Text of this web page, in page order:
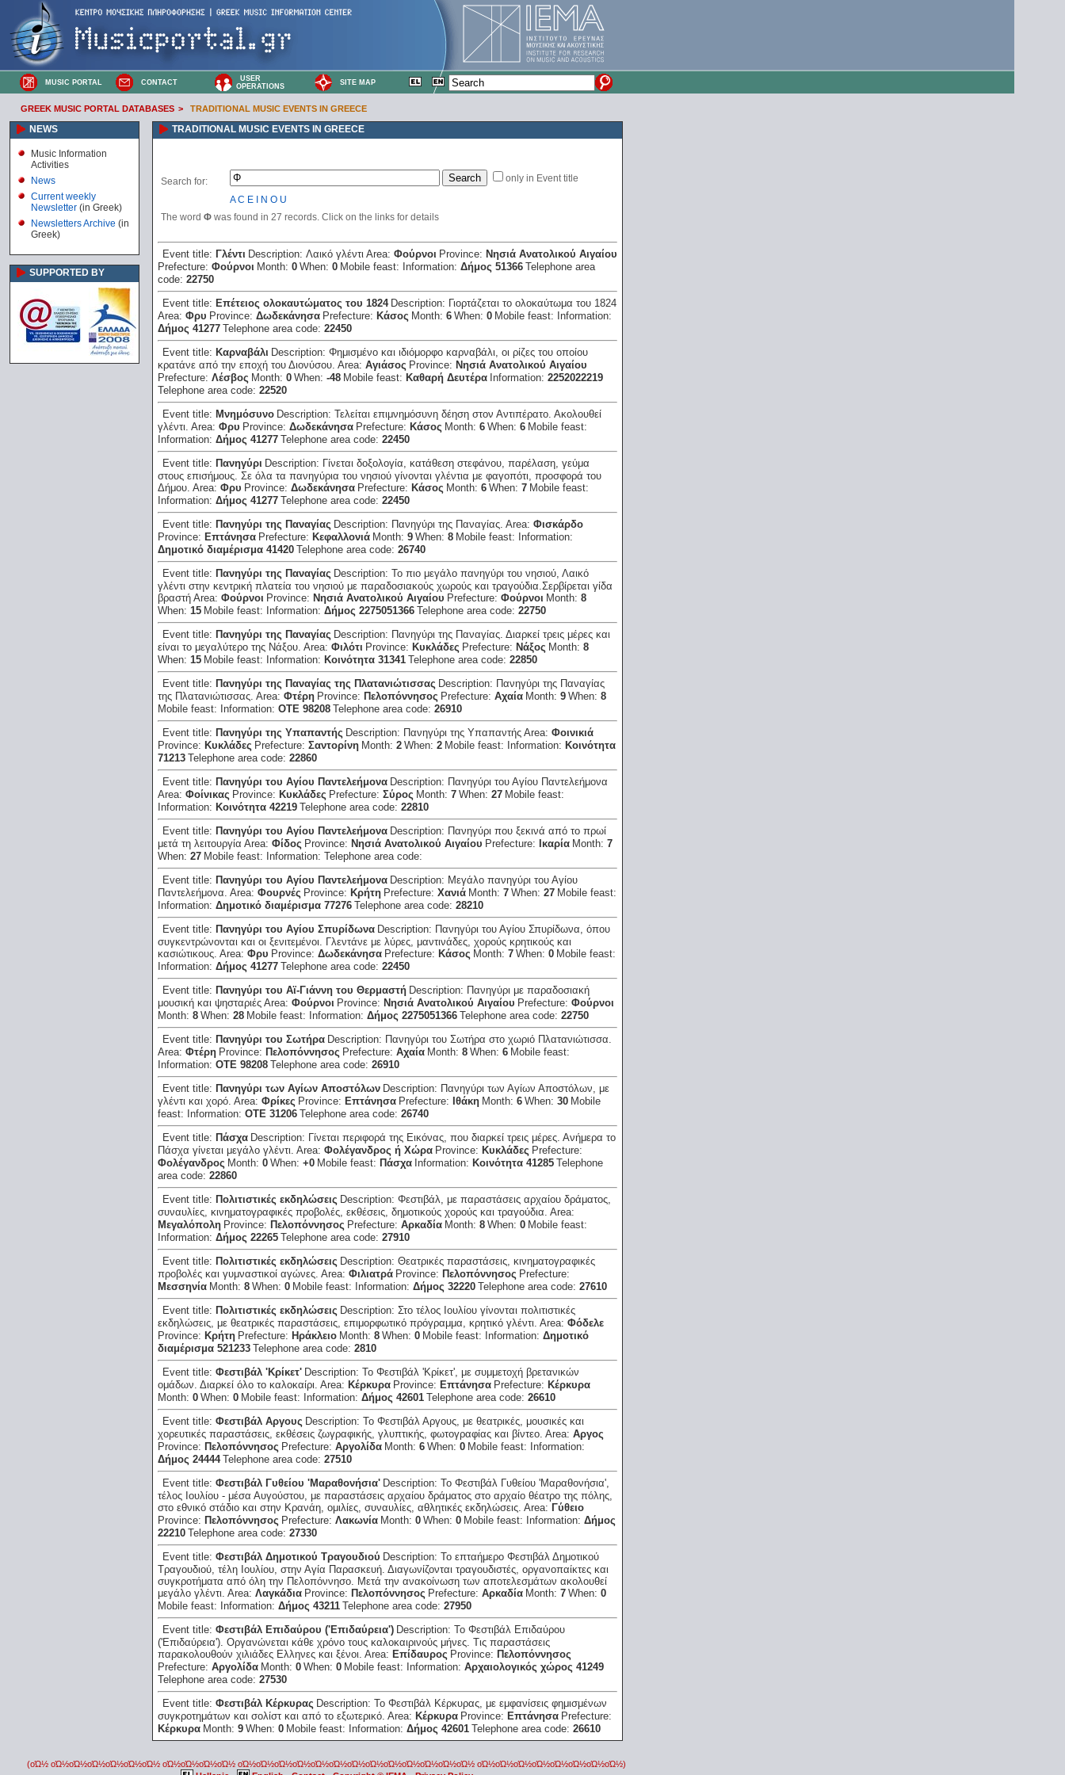
MUSIC PORTAL CONTACT
USER
OPERATIONS
SITE MAP
GREEK MUSIC PORTAL DATABASES > TRADITIONAL MUSIC EVENTS IN GREECE
NEWS
Music Information
Activities
News
Current weekly
Newsletter (in Greek)
Newsletters Archive (in
Greek)
SUPPORTED BY
TRADITIONAL MUSIC EVENTS IN GREECE
Search for:
only in Event title
A C E N O U
The word Φ was found in 27 records. Click on the links for details
Event title: Γλέντι Description: Λαικό γλέντι Area: Φούρνοι Province: Νησιά Ανατολικού Αιγαίου
Prefecture: Φούρνοι Month: 0 When: 0 Mobile feast: Information: Δήμος 51366 Telephone area
code: 22750
Event title: Επέτειος ολοκαυτώματος του 1824 Description: Γιορτάζεται το ολοκαύτωμα του 1824
Area: Φρυ Province: Δωδεκάνησα Prefecture: Κάσος Month: 6 When: 0 Mobile feast: Information:
Δήμος 41277 Telephone area code: 22450
Event title: Καρναβάλι Description: Φημισμένο και ιδιόμορφο καρναβάλι, οι ρίζες του οποίου
κρατάνε από την εποχή του Διονύσου. Area: Αγιάσος Province: Νησιά Ανατολικού Αιγαίου
Prefecture: Λέσβος Month: 0 When: -48 Mobile feast: Καθαρή Δευτέρα Information: 2252022219
Telephone area code: 22520
Event title: Μνημόσυνο Description: Τελείται επιμνημόσυνη δέηση στον Αντιπέρατο. Ακολουθεί
γλέντι. Area: Φρυ Province: Δωδεκάνησα Prefecture: Κάσος Month: 6 When: 6 Mobile feast:
Information: Δήμος 41277 Telephone area code: 22450
Event title: Πανηγύρι Description: Γίνεται δοξολογία, κατάθεση στεφάνου, παρέλαση, γεύμα
στους επισήμους. Σε όλα τα πανηγύρια του νησιού γίνονται γλέντια με φαγοπότι, προσφορά του
Δήμου. Area: Φρυ Province: Δωδεκάνησα Prefecture: Κάσος Month: 6 When: 7 Mobile feast:
Information: Δήμος 41277 Telephone area code: 22450
Event title: Πανηγύρι της Παναγίας Description: Πανηγύρι της Παναγίας. Area: Φισκάρδο
Province: Επτάνησα Prefecture: Κεφαλλονιά Month: 9 When: 8 Mobile feast: Information:
Δημοτικό διαμέρισμα 41420 Telephone area code: 26740
Event title: Πανηγύρι της Παναγίας Description: Το πιο μεγάλο πανηγύρι του νησιού, Λαικό
γλέντι στην κεντρική πλατεία του νησιού με παραδοσιακούς χωρούς και τραγούδια.Σερβίρεται γίδα
βραστή Area: Φούρνοι Province: Νησιά Ανατολικού Αιγαίου Prefecture: Φούρνοι Month: 8
When: 15 Mobile feast: Information: Δήμος 2275051366 Telephone area code: 22750
Event title: Πανηγύρι της Παναγίας Description: Πανηγύρι της Παναγίας. Διαρκεί τρεις μέρες και
είναι το μεγαλύτερο της Νάξου. Area: Φιλότι Province: Κυκλάδες Prefecture: Νάξος Month: 8
When: 15 Mobile feast: Information: Κοινότητα 31341 Telephone area code: 22850
Event title: Πανηγύρι της Παναγίας της Πλατανιώτισσας Description: Πανηγύρι της Παναγίας
της Πλατανιώτισσας. Area: Φτέρη Province: Πελοπόννησος Prefecture: Αχαία Month: 9 When: 8
Mobile feast: Information: ΟΤΕ 98208 Telephone area code: 26910
Event title: Πανηγύρι της Υπαπαντής Description: Πανηγύρι της Υπαπαντής Area: Φοινικιά
Province: Κυκλάδες Prefecture: Σαντορίνη Month: 2 When: 2 Mobile feast: Information: Κοινότητα
71213 Telephone area code: 22860
Event title: Πανηγύρι του Αγίου Παντελεήμονα Description: Πανηγύρι του Αγίου Παντελεήμονα
Area: Φοίνικας Province: Κυκλάδες Prefecture: Σύρος Month: 7 When: 27 Mobile feast:
Information: Κοινότητα 42219 Telephone area code: 22810
Event title: Πανηγύρι του Αγίου Παντελεήμονα Description: Πανηγύρι που ξεκινά από το πρωί
μετά τη λειτουργία Area: Φίδος Province: Νησιά Ανατολικού Αιγαίου Prefecture: Ικαρία Month: 7
When: 27 Mobile feast: Information: Telephone area code:
Event title: Πανηγύρι του Αγίου Παντελεήμονα Description: Μεγάλο πανηγύρι του Αγίου
Παντελεήμονα. Area: Φουρνές Province: Κρήτη Prefecture: Χανιά Month: 7 When: 27 Mobile feast:
Information: Δημοτικό διαμέρισμα 77276 Telephone area code: 28210
Event title: Πανηγύρι του Αγίου Σπυρίδωνα Description: Πανηγύρι του Αγίου Σπυρίδωνα, όπου
συγκεντρώνονται και οι ξενιτεμένοι. Γλεντάνε με λύρες, μαντινάδες, χορούς κρητικούς και
κασιώτικους. Area: Φρυ Province: Δωδεκάνησα Prefecture: Κάσος Month: 7 When: 0 Mobile feast:
Information: Δήμος 41277 Telephone area code: 22450
Event title: Πανηγύρι του Αϊ-Γιάννη του Θερμαστή Description: Πανηγύρι με παραδοσιακή
μουσική και ψησταριές Area: Φούρνοι Province: Νησιά Ανατολικού Αιγαίου Prefecture: Φούρνοι
Month: 8 When: 28 Mobile feast: Information: Δήμος 2275051366 Telephone area code: 22750
Event title: Πανηγύρι του Σωτήρα Description: Πανηγύρι του Σωτήρα στο χωριό Πλατανιώτισσα.
Area: Φτέρη Province: Πελοπόννησος Prefecture: Αχαία Month: 8 When: 6 Mobile feast:
Information: ΟΤΕ 98208 Telephone area code: 26910
Event title: Πανηγύρι των Αγίων Αποστόλων Description: Πανηγύρι των Αγίων Αποστόλων, με
γλέντι και χορό. Area: Φρίκες Province: Επτάνησα Prefecture: Ιθάκη Month: 6 When: 30 Mobile
feast: Information: ΟΤΕ 31206 Telephone area code: 26740
Event title: Πάσχα Description: Γίνεται περιφορά της Εικόνας, που διαρκεί τρεις μέρες. Ανήμερα το
Πάσχα γίνεται μεγάλο γλέντι. Area: Φολέγανδρος ή Χώρα Province: Κυκλάδες Prefecture:
Φολέγανδρος Month: 0 When: +0 Mobile feast: Πάσχα Information: Κοινότητα 41285 Telephone
area code: 22860
Event title: Πολιτιστικές εκδηλώσεις Description: Φεστιβάλ, με παραστάσεις αρχαίου δράματος,
συναυλίες, κινηματογραφικές προβολές, εκθέσεις, δημοτικούς χορούς και τραγούδια. Area:
Μεγαλόπολη Province: Πελοπόννησος Prefecture: Αρκαδία Month: 8 When: 0 Mobile feast:
Information: Δήμος 22265 Telephone area code: 27910
Event title: Πολιτιστικές εκδηλώσεις Description: Θεατρικές παραστάσεις, κινηματογραφικές
προβολές και γυμναστικοί αγώνες. Area: Φιλιατρά Province: Πελοπόννησος Prefecture:
Μεσσηνία Month: 8 When: 0 Mobile feast: Information: Δήμος 32220 Telephone area code: 27610
Event title: Πολιτιστικές εκδηλώσεις Description: Στο τέλος Ιουλίου γίνονται πολιτιστικές
εκδηλώσεις, με θεατρικές παραστάσεις, επιμορφωτικό πρόγραμμα, κρητικό γλέντι. Area: Φόδελε
Province: Κρήτη Prefecture: Ηράκλειο Month: 8 When: 0 Mobile feast: Information: Δημοτικό
διαμέρισμα 521233 Telephone area code: 2810
Event title: Φεστιβάλ 'Κρίκετ' Description: Το Φεστιβάλ 'Κρίκετ', με συμμετοχή βρετανικών
ομάδων. Διαρκεί όλο το καλοκαίρι. Area: Κέρκυρα Province: Επτάνησα Prefecture: Κέρκυρα
Month: 0 When: 0 Mobile feast: Information: Δήμος 42601 Telephone area code: 26610
Event title: Φεστιβάλ Αργους Description: Το Φεστιβάλ Αργους, με θεατρικές, μουσικές και
χορευτικές παραστάσεις, εκθέσεις ζωγραφικής, γλυπτικής, φωτογραφίας και βίντεο. Area: Αργος
Province: Πελοπόννησος Prefecture: Αργολίδα Month: 6 When: 0 Mobile feast: Information:
Δήμος 24444 Telephone area code: 27510
Event title: Φεστιβάλ Γυθείου 'Μαραθονήσια' Description: Το Φεστιβάλ Γυθείου 'Μαραθονήσια',
τέλος Ιουλίου - μέσα Αυγούστου, με παραστάσεις αρχαίου δράματος στο αρχαίο θέατρο της πόλης,
στο εθνικό στάδιο και στην Κρανάη, ομιλίες, συναυλίες, αθλητικές εκδηλώσεις. Area: Γύθειο
Province: Πελοπόννησος Prefecture: Λακωνία Month: 0 When: 0 Mobile feast: Information: Δήμος
22210 Telephone area code: 27330
Event title: Φεστιβάλ Δημοτικού Τραγουδιού Description: Το επταήμερο Φεστιβάλ Δημοτικού
Τραγουδιού, τέλη Ιουλίου, στην Αγία Παρασκευή. Διαγωνίζονται τραγουδιστές, οργανοπαίκτες και
συγκροτήματα από όλη την Πελοπόννησο. Μετά την ανακοίνωση των αποτελεσμάτων ακολουθεί
μεγάλο γλέντι. Area: Λαγκάδια Province: Πελοπόννησος Prefecture: Αρκαδία Month: 7 When: 0
Mobile feast: Information: Δήμος 43211 Telephone area code: 27950
Event title: Φεστιβάλ Επιδαύρου ('Επιδαύρεια') Description: Το Φεστιβάλ Επιδαύρου
('Επιδαύρεια'). Οργανώνεται κάθε χρόνο τους καλοκαιρινούς μήνες. Τις παραστάσεις
παρακολουθούν χιλιάδες Ελληνες και ξένοι. Area: Επίδαυρος Province: Πελοπόννησος
Prefecture: Αργολίδα Month: 0 When: 0 Mobile feast: Information: Αρχαιολογικός χώρος 41249
Telephone area code: 27530
Event title: Φεστιβάλ Κέρκυρας Description: Το Φεστιβάλ Κέρκυρας, με εμφανίσεις φημισμένων
συγκροτημάτων και σολίστ και από το εξωτερικό. Area: Κέρκυρα Province: Επτάνησα Prefecture:
Κέρκυρα Month: 9 When: 0 Mobile feast: Information: Δήμος 42601 Telephone area code: 26610
(οΏ½ οΏ½οΏ½οΏ½οΏ½οΏ½οΏ½ οΏ½οΏ½οΏ½οΏ½ οΏ½οΏ½οΏ½οΏ½οΏ½οΏ½οΏ½οΏ½οΏ½οΏ½οΏ½οΏ½οΏ½ οΏ½οΏ½οΏ½οΏ½οΏ½οΏ½οΏ½οΏ½)